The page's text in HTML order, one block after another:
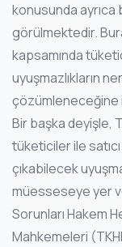
konusunda ayrıca
görülmektedir.
kapsamında
uyuşmazlıkların
çözümleneceğine
Bir başka deyişle,
tüketiciler ile
çıkabilecek
müesseseye yer
Sorunları Hakem
Mahkemeleri